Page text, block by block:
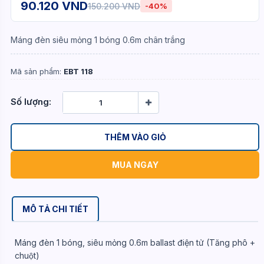
90.120 VND150.200 VND -40%
Máng đèn siêu mỏng 1 bóng 0.6m chân trắng
Mã sản phẩm: EBT 118
Số lượng:
THÊM VÀO GIỎ
MUA NGAY
MÔ TẢ CHI TIẾT
Máng đèn 1 bóng, siêu mỏng 0.6m ballast điện tử (Tăng phô +
chuột)